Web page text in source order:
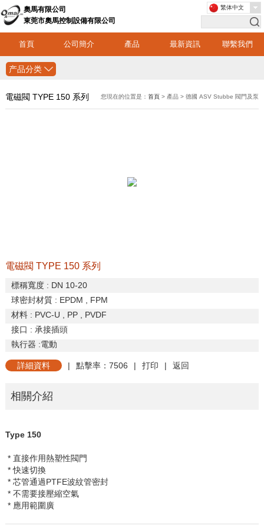
奧馬有限公司
東莞市奧馬控制設備有限公司
首頁 公司簡介 產品 最新資訊 聯繫我們
繁体中文
产品分类
電磁閥 TYPE 150 系列 您現在的位置是：首頁 > 產品 > 德國 ASV Stubbe 閥門及泵
電磁閥 TYPE 150 系列
標稱寬度: DN 10-20
球密封材質: EPDM , FPM
材料: PVC-U , PP , PVDF
接口 : 承接插頭
執行器 :電動
詳細資料 | 點擊率：7506 | 打印 | 返回
相關介紹
Type 150
* 直接作用熱塑性閥門
* 快速切換
* 芯管通過PTFE波紋管密封
* 不需要接壓縮空氣
* 應用範圍廣